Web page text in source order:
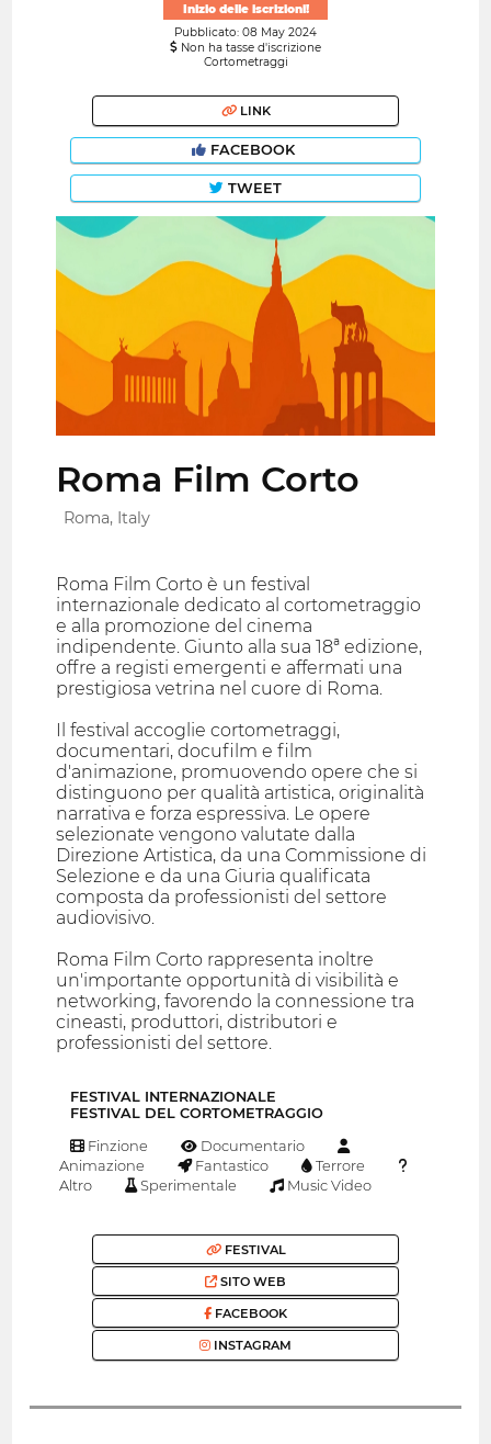
Inizio delle iscrizioni!
Pubblicato: 08 May 2024
Non ha tasse d'iscrizione
Cortometraggi
LINK
FACEBOOK
TWEET
Roma Film Corto
Roma, Italy
Roma Film Corto è un festival
internazionale dedicato al cortometraggio
e alla promozione del cinema
indipendente. Giunto alla sua 18ª edizione,
offre a registi emergenti e affermati una
prestigiosa vetrina nel cuore di Roma.
Il festival accoglie cortometraggi,
documentari, docufilm e film
d'animazione, promuovendo opere che si
distinguono per qualità artistica, originalità
narrativa e forza espressiva. Le opere
selezionate vengono valutate dalla
Direzione Artistica, da una Commissione di
Selezione e da una Giuria qualificata
composta da professionisti del settore
audiovisivo.
Roma Film Corto rappresenta inoltre
un'importante opportunità di visibilità e
networking, favorendo la connessione tra
cineasti, produttori, distributori e
professionisti del settore.
FESTIVAL INTERNAZIONALE
FESTIVAL DEL CORTOMETRAGGIO
Finzione
Documentario
Animazione
Fantastico
Terrore
Altro
Sperimentale Music Video
FESTIVAL
SITO WEB
FACEBOOK
INSTAGRAM